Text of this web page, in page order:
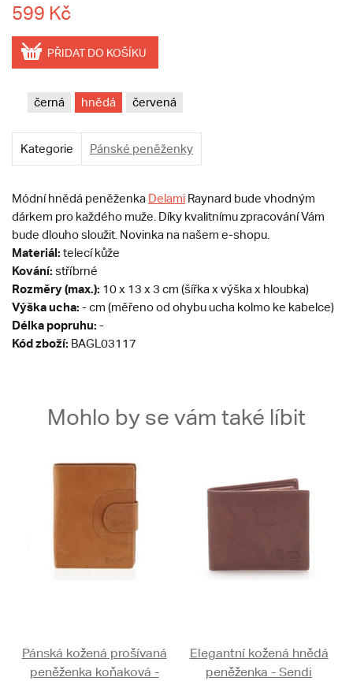
599 Kč
PŘIDAT DO KOŠÍKU
černá hnědá červená
Kategorie Pánské peněženky
Módní hnědá peněženka Delami Raynard bude vhodným
dárkem pro každého muže. Díky kvalitnímu zpracování Vám
bude dlouho sloužit. Novinka na našem e-shopu.
Materiál: telecí kůže
Kování: stříbrné
Rozměry (max.): 10 x 13 x 3 cm (šířka x výška x hloubka)
Výška ucha: - cm (měřeno od ohybu ucha kolmo ke kabelce)
Délka popruhu: -
Kód zboží: BAGL03117
Mohlo by se vám také líbit
Pánská kožená prošívaná
peněženka koňaková -
Elegantní kožená hnědá
peněženka - Sendi